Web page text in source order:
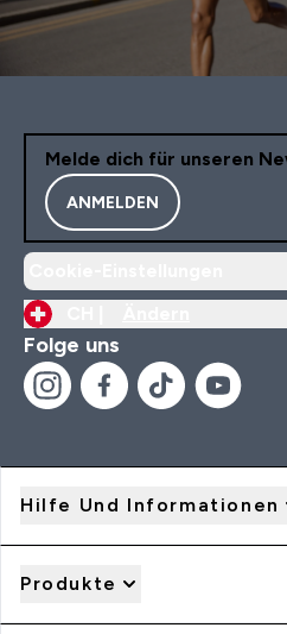
Melde dich für unseren
ANMELDEN
Folge uns
Hilfe Und Informationen
Produkte